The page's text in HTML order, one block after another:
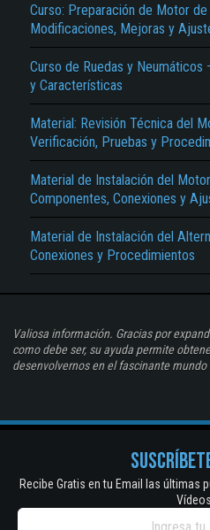
Curso: Preparación de Motor
Modificaciones, Mejoras y
Curso de Ruedas y Neumáticos
y Características
Material: Revisión Técnica del
Verificación, Pruebas y
Material de Instalación del
Componentes, Conexiones y
Material de Instalación del
Conexiones y Procedimientos
Valiosa información. Gracias por
como debe ser, su ayuda permite
desenvolvernos en el fascinante mundo
Recibe Gratis en tu Email las últimas